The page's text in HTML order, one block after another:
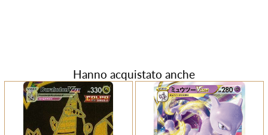
Hanno acquistato anche